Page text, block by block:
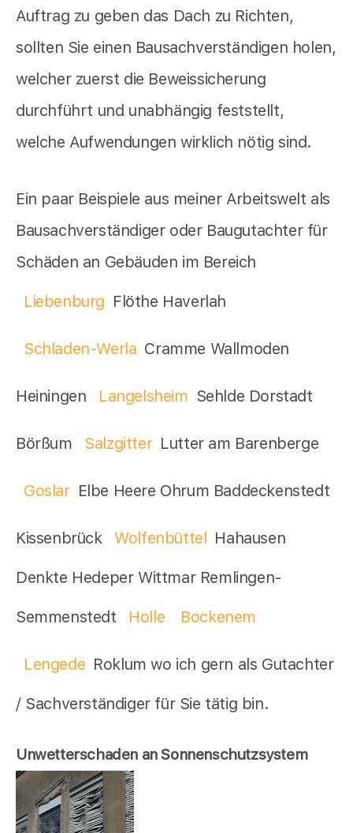
Auftrag zu geben das Dach zu Richten,
sollten Sie einen Bausachverständigen holen,
welcher zuerst die Beweissicherung
durchführt und unabhängig feststellt,
welche Aufwendungen wirklich nötig sind.
Ein paar Beispiele aus meiner Arbeitswelt als
Bausachverständiger oder Baugutachter für
Schäden an Gebäuden im Bereich
Liebenburg Flöthe Haverlah
Schladen-Werla Cramme Wallmoden
Heiningen Langelsheim Sehlde Dorstadt
Börßum Salzgitter Lutter am Barenberge
Goslar Elbe Heere Ohrum Baddeckenstedt
Kissenbrück Wolfenbüttel Hahausen
Denkte Hedeper Wittmar Remlingen-
Semmenstedt Holle Bockenem
Lengede Roklum wo ich gern als Gutachter
/ Sachverständiger für Sie tätig bin.
Unwetterschaden an Sonnenschutzsystem